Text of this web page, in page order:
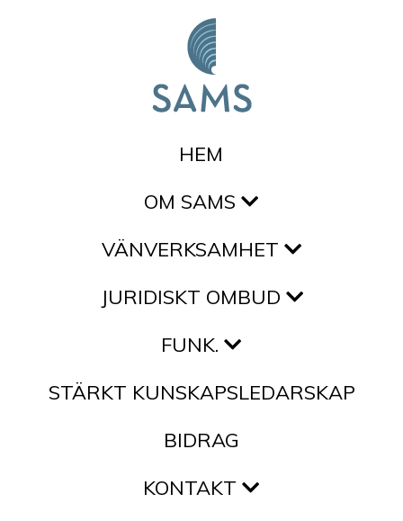
HEM
OM SAMS
VÄNVERKSAMHET
JURIDISKT OMBUD
FUNK.
STÄRKT KUNSKAPSLEDARSKAP
BIDRAG
KONTAKT